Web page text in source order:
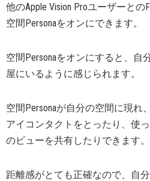
他のApple Vision Proユーザーとの
空間Personaをオンにできます。
空間Personaをオンにすると、自
屋にいるように感じられます。
空間Personaが自分の空間に現れ
アイコンタクトをとったり、使
のビューを共有したりできます。
距離感がとても正確なので、自